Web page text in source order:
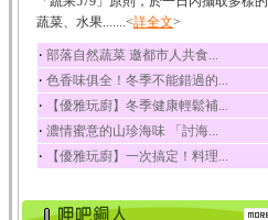
豆豉
豆豉裡頭含有營養的蛋
白質、脂肪、鈣、磷...
榛果
榛果裡所含的營養素有
蛋白質、脂肪、醣類...
迷迭香
酸、迷迭香酸、植物...
蔬菜、水果.......<詳全文>
‧ 部落自然蔬菜 邀都市人共食...
‧ 色香味俱全！冬季不能錯過的...
‧ 【優雅玩廚】冬季健康輕鬆補...
‧ 濃情蜜意的山珍海味 「討海...
‧ 【優雅玩廚】一次搞定！料理...